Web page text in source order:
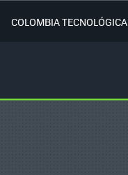
COLOMBIA TECNOLÓGICA